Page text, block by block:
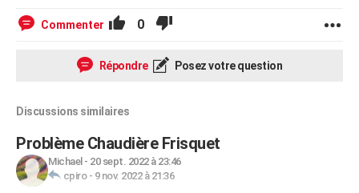
Commenter 0
Répondre Posez votre question
Discussions similaires
Problème Chaudière Frisquet
Michael - 20 sept. 2022 à 23:46
cpiro- 9 nov. 2022 à 21:36